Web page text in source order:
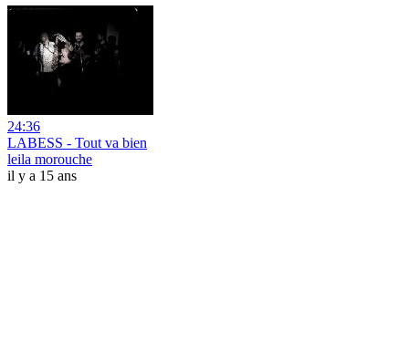
24:36
LABESS - Tout va bien
leila morouche
il y a 15 ans